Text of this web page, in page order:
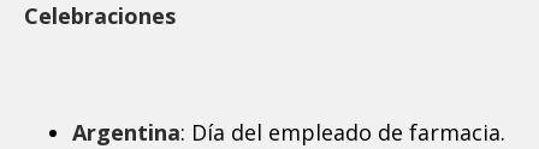
Celebraciones
Argentina: Día del empleado de farmacia.